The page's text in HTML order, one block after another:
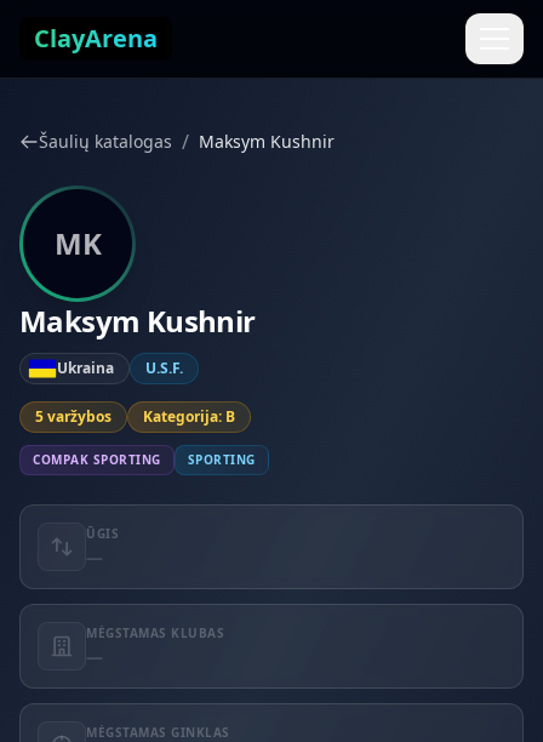
ClayArena
Šaulių katalogas / Maksym Kushnir
MK
Maksym Kushnir
Ukraina U.S.F.
5 varžybos Kategorija: B
COMPAK SPORTING SPORTING
ŪGIS
—
MĖGSTAMAS KLUBAS
—
MĖGSTAMAS GINKLAS